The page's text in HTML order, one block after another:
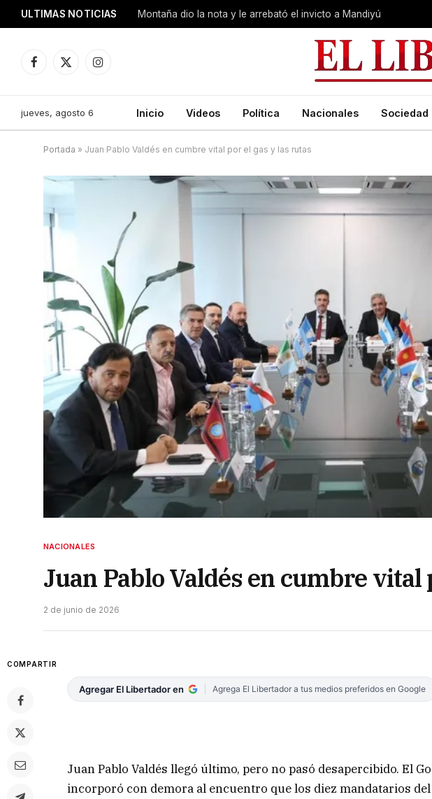
ULTIMAS NOTICIAS Montaña dio la nota y le arrebató el invicto a Mandiyú
Facebook
X
Instagram
jueves, agosto 6 Inicio Videos Política Nacionales Sociedad
Portada » Juan Pablo Valdés en cumbre vital por el gas y las rutas
NACIONALES
Juan Pablo Valdés en cumbre vital
2 de junio de 2026
COMPARTIR
Agregar El Libertador en Agrega El Libertador a tus medios preferidos en Google
Juan Pablo Valdés llegó último, pero no pasó desapercibido. El
incorporó con demora al encuentro que los diez mandatarios